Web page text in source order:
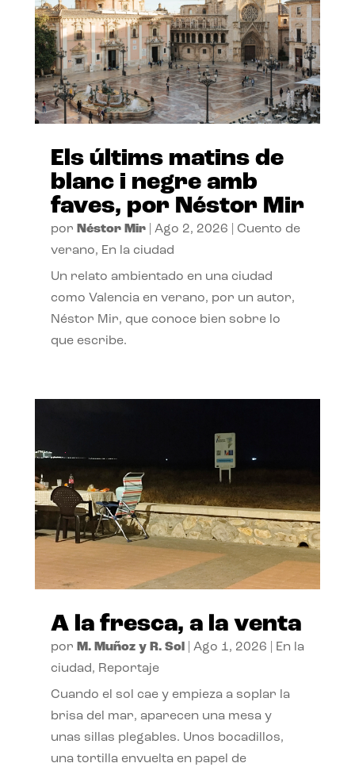
Els últims matins de
blanc i negre amb
faves, por Néstor Mir
por Néstor Mir| Ago 2, 2026
Cuento de
verano, En la ciudad
Un relato ambientado en una ciudad
como Valencia en verano, por un autor,
Néstor Mir, que conoce bien sobre lo
que escribe.
A la fresca, a la venta
por M. Muñoz y R. Sol| Ago 1, 2026
En la
ciudad, Reportaje
Cuando el sol cae y empieza a soplar la
brisa del mar, aparecen una mesa y
unas sillas plegables. Unos bocadillos,
una tortilla envuelta en papel de